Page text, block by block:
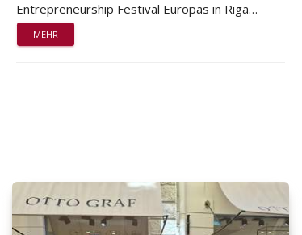
Entrepreneurship Festival Europas in Riga…
MEHR